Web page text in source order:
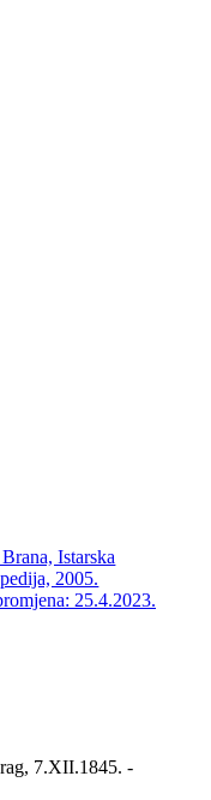
Istarska
2005.
25.4.2023.
7.XII.1845. -